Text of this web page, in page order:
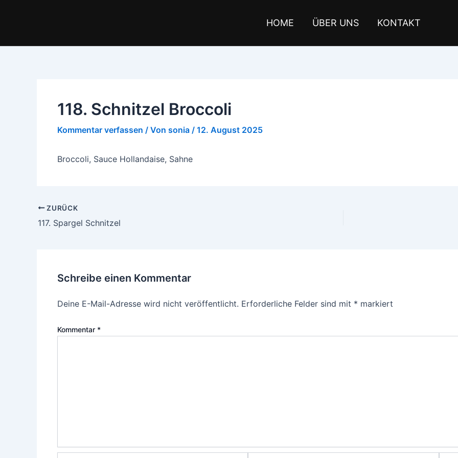
HOME ÜBER UNS KONTAKT
118. Schnitzel Broccoli
Kommentar verfassen / Von sonia / 12. August 2025
Broccoli, Sauce Hollandaise, Sahne
ZURÜCK
117. Spargel Schnitzel
Schreibe einen Kommentar
Deine E-Mail-Adresse wird nicht veröffentlicht. Erforderliche Felder sind mit * markiert
Kommentar *